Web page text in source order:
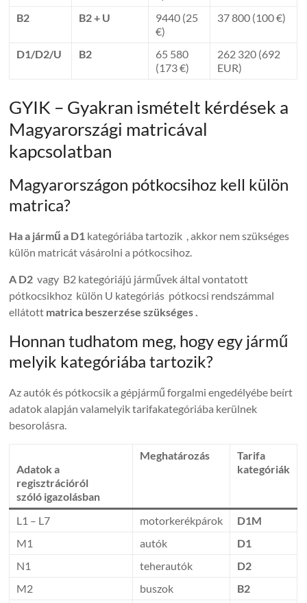
B2
B2 + U
9440 (25
€)
37 800 (100 €)
D1/D2/U B2
65 580
(173 €)
262 320 (692
EUR)
GYIK – Gyakran ismételt kérdések a
Magyarországi matricával
kapcsolatban
Magyarországon pótkocsihoz kell külön
matrica?
Ha a jármű a D1 kategóriába tartozik , akkor nem szükséges
külön matricát vásárolni a pótkocsihoz.
A D2 vagy B2 kategóriájú járművek által vontatott
pótkocsikhoz külön U kategóriás pótkocsi rendszámmal
ellátott matrica beszerzése szükséges .
Honnan tudhatom meg, hogy egy jármű
melyik kategóriába tartozik?
Az autók és pótkocsik a gépjármű forgalmi engedélyébe beírt
adatok alapján valamelyik tarifakategóriába kerülnek
besorolásra.
Adatok a
regisztrációról
szóló igazolásban
Meghatározás
Tarifa
kategóriák
L1 – L7 motorkerékpárok
D1M
M1
autók
D1
N1
teherautók
D2
M2
buszok
B2